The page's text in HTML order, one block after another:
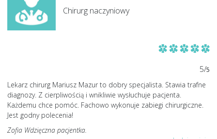
Chirurg naczyniowy
5/5
Lekarz chirurg Mariusz Mazur to dobry specjalista. Stawia trafne
diagnozy. Z cierpliwością i wnikliwie wysłuchuje pacjenta.
Każdemu chce pomóc. Fachowo wykonuje zabiegi chirurgiczne.
Jest godny polecenia!
Zofia Wdzięczna pacjentka.